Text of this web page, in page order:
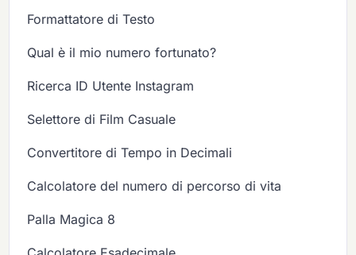
Formattatore di Testo
Qual è il mio numero fortunato?
Ricerca ID Utente Instagram
Selettore di Film Casuale
Convertitore di Tempo in Decimali
Calcolatore del numero di percorso di vita
Palla Magica 8